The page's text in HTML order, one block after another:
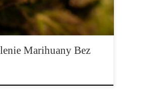
Marihuany Bez